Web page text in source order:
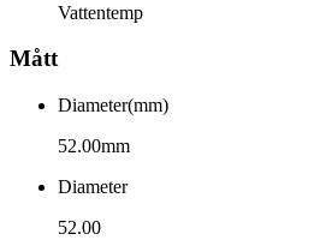
Vattentemp
Mått
Diameter(mm)
52.00mm
Diameter
52.00